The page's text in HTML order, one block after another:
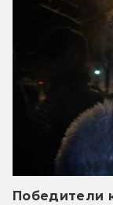
Победители